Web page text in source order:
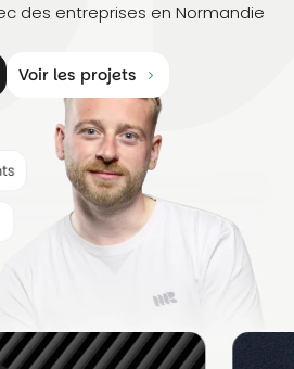
des entreprises en Normandie
Voir les projets